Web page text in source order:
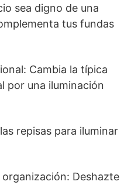
sea digno de una
tus fundas
Cambia la típica
por una iluminación
repisas para iluminar
Deshazte